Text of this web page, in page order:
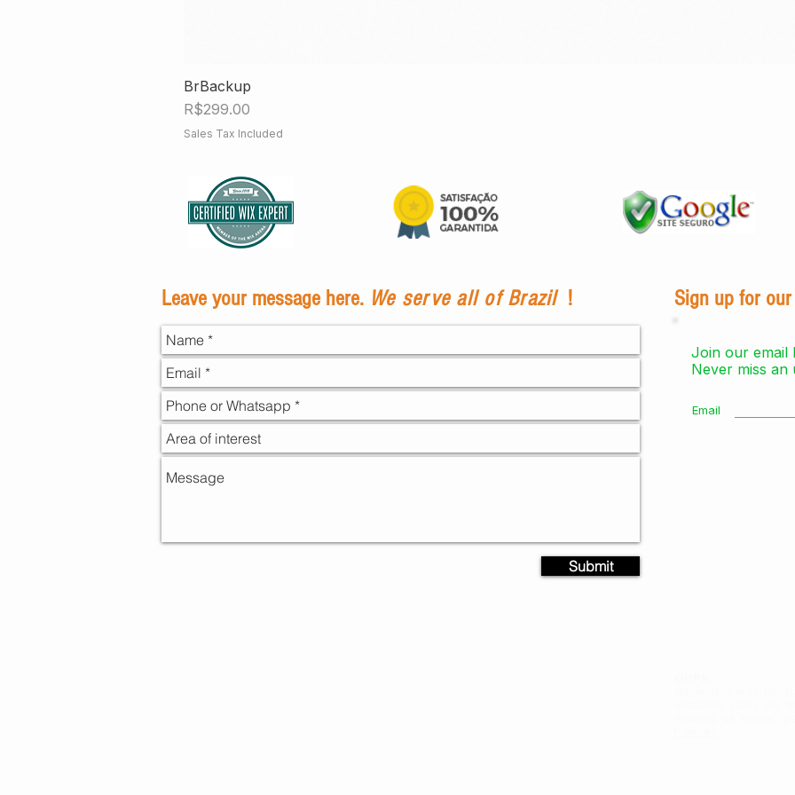
BrBackup
Price
R$299.00
Sales Tax Included
Leave your message here. We serve all of Brazil !
Submit
Sign up for
Never miss an
Join our email
Email